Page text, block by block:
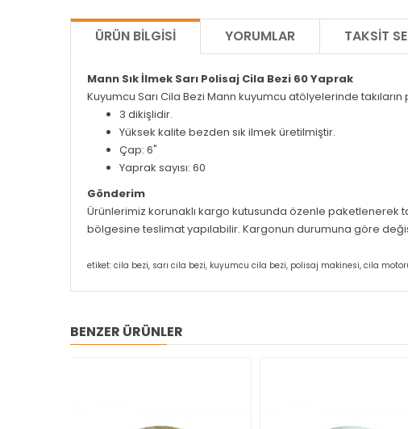
ÜRÜN BILGISI YORUMLAR TAKSIT
Mann Sık İlmek Sarı Polisaj Cila Bezi 60 Yaprak
Kuyumcu Sarı Cila Bezi Mann kuyumcu atölyelerinde
3 dikişlidir.
Yüksek kalite bezden sık ilmek üretilmiştir.
Çap: 6"
Yaprak sayısı: 60
Gönderim
Ürünlerimiz korunaklı kargo kutusunda özenle paketlenerek
bölgesine teslimat yapılabilir. Kargonun durumuna göre
etiket: cila bezi, sarı cila bezi, kuyumcu cila bezi, polisaj makinesi, cila
BENZER ÜRÜNLER